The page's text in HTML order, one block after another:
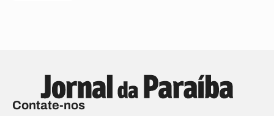
Contate-nos